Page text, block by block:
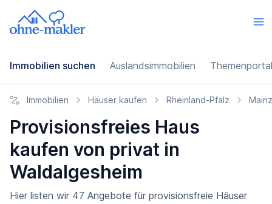
Immobilien suchen Auslandsimmobilien
Immobilien Häuser kaufen Rheinland-Pfalz
Provisionsfreies Haus
kaufen von privat in
Waldalgesheim
Hier listen wir 47 Angebote für provisionsfreie Häuser